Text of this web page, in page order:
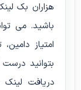
هزاران بک
باشید. می
امتیاز
بتوانید
دریافت